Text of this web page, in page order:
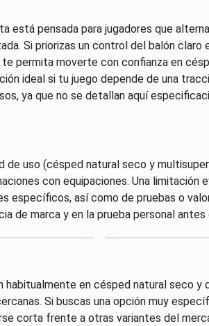
está pensada para jugadores que
Si priorizas un control del balón
permita moverte con confianza en
ideal si tu juego depende de una
ya que no se detallan aquí
de uso (césped natural seco y
con equipaciones. Una limitación
específicos, así como de pruebas o
de marca y en la prueba personal antes
habitualmente en césped natural seco y
Si buscas una opción muy
corta frente a otras variantes del